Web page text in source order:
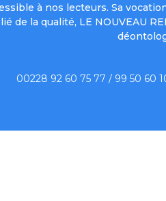
à nos lecteurs. Sa
de la qualité, LE NOUVEAU
00228 92 60 75 77 / 99 50 60